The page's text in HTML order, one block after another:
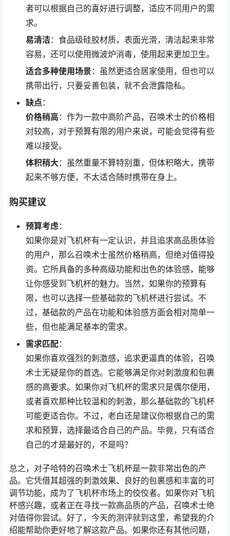
者可以根据自己的喜好进行调整，适应不同用户的需
求。
易清洁：食品级硅胶材质，表面光滑，清洁起来非常
容易，还可以使用微波炉消毒，使用起来更加卫生。
适合多种使用场景 ：虽然更适合居家使用，但也可以
携带出行，只要妥善包装，就不会泄露隐私。
缺点 ：
价格稍高 ：作为一款中高阶产品，召唤术士的价格相
对较高，对于预算有限的用户来说，可能会觉得有些
难以接受。
体积稍大：虽然重量不算特别重，但体积略大，携带
起来不够方便，不太适合随时携带在身上。
购买建议
预算考虑：
如果你是对飞机杯有一定认识，并且追求高品质体验
的用户，那么召唤术士虽然价格稍高，但绝对值得投
资。它所具备的多种高级功能和出色的体验感，能够
让你感受到飞机杯的魅力。当然，如果你的预算有
限，也可以选择一些基础款的飞机杯进行尝试。不
过，基础款的产品在功能和体验感方面会相对简单一
些，但也能满足基本的需求。
需求匹配：
如果你喜欢强烈的刺激感，追求更逼真的体验，召唤
术士无疑是你的首选。它能够满足你对刺激度和包裹
感的高要求。如果你对飞机杯的需求只是偶尔使用，
或者喜欢那种比较温和的刺激，那么基础款的飞机杯
可能更适合你。不过，老白还是建议你根据自己的需
求和预算，选择最适合自己的产品。毕竟，只有适合
自己的才是最好的，不是吗？
总之，对子哈特的召唤术士飞机杯是一款非常出色的产
品。它凭借其超强的刺激效果、良好的包裹感和丰富的可
调节功能，成为了飞机杯市场上的佼佼者。如果你对飞机
杯感兴趣，或者正在寻找一款高品质的产品，召唤术士绝
对值得你尝试。好了，今天的测评就到这里，希望我的介
绍能帮助你更好地了解这款产品。如果你还有其他问题，